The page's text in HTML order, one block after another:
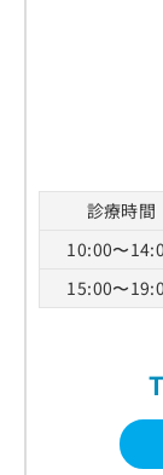
診療時間
10:00〜
15:00〜